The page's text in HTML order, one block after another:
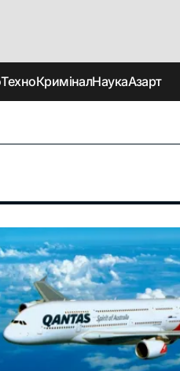
ТехноКриміналНаукаАзарт